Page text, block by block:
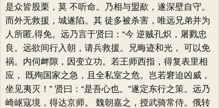
是众皆股栗，莫 不听命。乃相与盟歃，遂深壁自守。
而外无救援，城遂陷。其 徒多被杀害，唯远兄弟并为
人所匿,得免。远乃言于贤曰：“今 逆贼孔炽，屠戮忠
良。远欲间行入朝，请兵救援。兄晦迹和光， 可以免
祸。内伺衅隙，因变立功。若王师西指，得复表里相
应， 既殉国家之急，且全私室之危。岂若窘迫凶威，
坐见夷灭！” 贤曰：“是吾心也。”遂定东行之策。远乃
崎岖寇境，得达京师。 魏朝嘉之，授武骑常侍。俄转